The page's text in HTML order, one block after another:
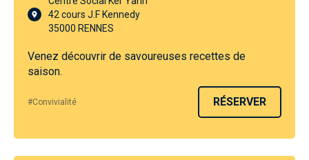
42 cours J.F Kennedy
35000 RENNES
Venez découvrir de savoureuses recettes de
saison.
#Convivialité RÉSERVER